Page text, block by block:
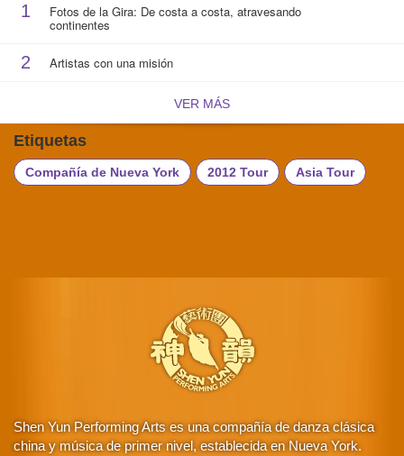
1 Fotos de la Gira: De costa a costa, atravesando
continentes
2 Artistas con una misión
VER MÁS
Etiquetas
Compañía de Nueva York 2012 Tour Asia Tour
Shen Yun Performing Arts es una compañía de danza clásica
china y música de primer nivel, establecida en Nueva York.